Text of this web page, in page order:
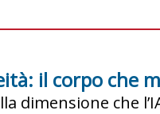
il corpo che
dimensione che